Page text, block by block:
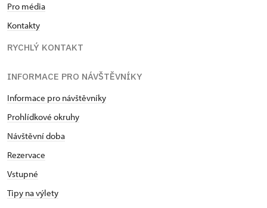
Pro média
Kontakty
RYCHLÝ KONTAKT
INFORMACE PRO NÁVŠTĚVNÍKY
Informace pro návštěvníky
Prohlídkové okruhy
Návštěvní doba
Rezervace
Vstupné
Tipy na výlety